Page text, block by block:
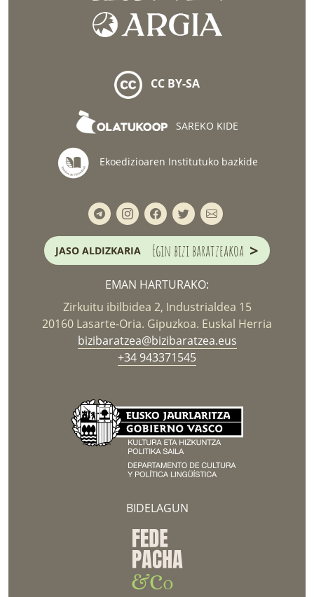
CC BY-SA
SAREKO KIDE
Ekoedizioaren Institutuko bazkide
JASO ALDIZKARIA Egin bizi baratzeakoa >
EMAN HARTURAKO:
Zirkuitu ibilbidea 2, Industrialdea 15
20160 Lasarte-Oria. Gipuzkoa. Euskal Herria
bizibaratzea@bizibaratzea.eus
+34 943371545
BIDELAGUN